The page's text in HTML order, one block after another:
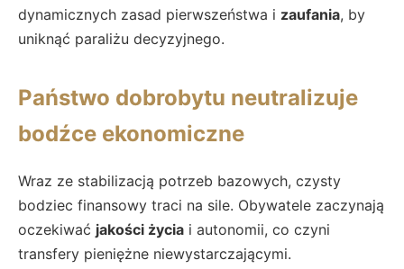
dynamicznych zasad pierwszeństwa i zaufania, by
uniknąć paraliżu decyzyjnego.
Państwo dobrobytu neutralizuje
bodźce ekonomiczne
Wraz ze stabilizacją potrzeb bazowych, czysty
bodziec finansowy traci na sile. Obywatele zaczynają
oczekiwać jakości życia i autonomii, co czyni
transfery pieniężne niewystarczającymi.